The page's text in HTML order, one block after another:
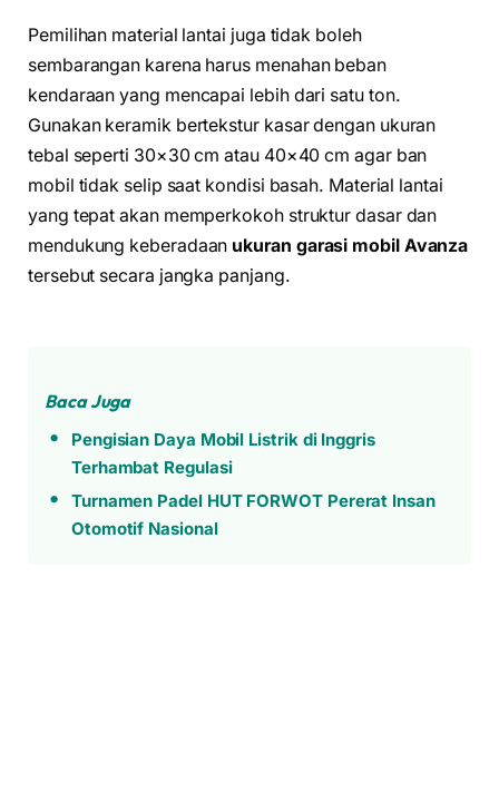
Pemilihan material lantai juga tidak boleh
sembarangan karena harus menahan beban
kendaraan yang mencapai lebih dari satu ton.
Gunakan keramik bertekstur kasar dengan ukuran
tebal seperti 30×30 cm atau 40×40 cm agar ban
mobil tidak selip saat kondisi basah. Material lantai
yang tepat akan memperkokoh struktur dasar dan
mendukung keberadaan ukuran garasi mobil Avanza
tersebut secara jangka panjang.
Baca Juga
Pengisian Daya Mobil Listrik di Inggris
Terhambat Regulasi
Turnamen Padel HUT FORWOT Pererat Insan
Otomotif Nasional